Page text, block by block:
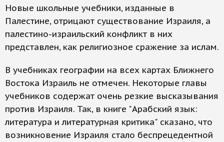
Новые школьные учебники, изданные в
Палестине, отрицают существование Израиля, а
палестино-израильский конфликт в них
представлен, как религиозное сражение за ислам.
В учебниках географии на всех картах Ближнего
Востока Израиль не отмечен. Некоторые главы
учебников содержат очень резкие высказывания
против Израиля. Так, в книге "Арабский язык:
литература и литературная критика" сказано, что
возникновение Израиля стало беспрецедентной